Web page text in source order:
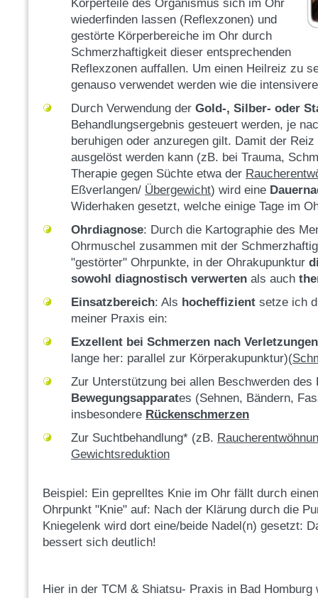
Körperteile des Organismus sich im Ohr
wiederfinden lassen (Reflexzonen) und
gestörte Körperbereiche im Ohr durch
Schmerzhaftigkeit dieser entsprechenden
Reflexzonen auffallen. Um einen Heilreiz zu
genauso verwendet werden wie die
Durch Verwendung der Gold-, Silber- oder
Behandlungsergebnis gesteuert werden, je
beruhigen oder anzuregen gilt. Damit der
ausgelöst werden kann (zB. bei Trauma,
Therapie gegen Süchte etwa der
Eßverlangen/ Übergewicht) wird eine
Widerhaken gesetzt, welche einige Tage im
Ohrdiagnose: Durch die Kartographie des
Ohrmuschel zusammen mit der
"gestörter" Ohrpunkte, in der Ohrakupunktur
sowohl diagnostisch verwerten als auch
Einsatzbereich: Als hocheffizient setze ich
meiner Praxis ein:
Exzellent bei Schmerzen nach
lange her: parallel zur Körperakupunktur)(
Zur Unterstützung bei allen Beschwerden des
Bewegungsapparates (Sehnen, Bändern,
insbesondere Rückenschmerzen
Zur Suchtbehandlung* (zB.
Gewichtsreduktion
Beispiel: Ein geprelltes Knie im Ohr fällt durch
Ohrpunkt "Knie" auf: Nach der Klärung durch die
Kniegelenk wird dort eine/beide Nadel(n) gesetzt:
bessert sich deutlich!
Hier in der TCM & Shiatsu- Praxis in Bad Homburg